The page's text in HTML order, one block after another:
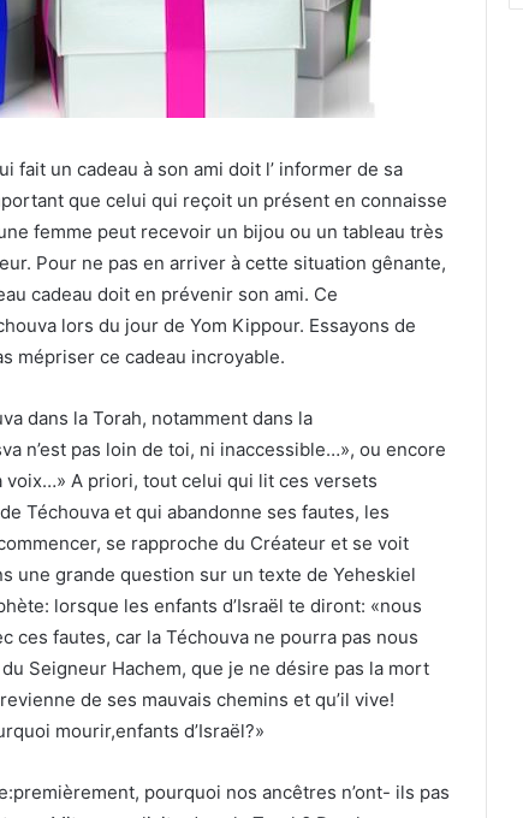
fait un cadeau à son ami doit l’ informer de sa
que celui qui reçoit un présent en connaisse
femme peut recevoir un bijou ou un tableau très
Pour ne pas en arriver à cette situation gênante,
cadeau doit en prévenir son ami. Ce
lors du jour de Yom Kippour. Essayons de
mépriser ce cadeau incroyable.
dans la Torah, notamment dans la
n’est pas loin de toi, ni inaccessible…», ou encore
voix…» A priori, tout celui qui lit ces versets
Téchouva et qui abandonne ses fautes, les
se rapproche du Créateur et se voit
une grande question sur un texte de Yeheskiel
lorsque les enfants d’Israël te diront: «nous
ces fautes, car la Téchouva ne pourra pas nous
Seigneur Hachem, que je ne désire pas la mort
de ses mauvais chemins et qu’il vive!
mourir,enfants d’Israël?»
pourquoi nos ancêtres n’ont- ils pas